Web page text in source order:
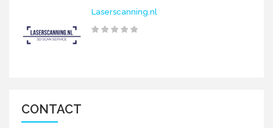
Laserscanning.nl
CONTACT